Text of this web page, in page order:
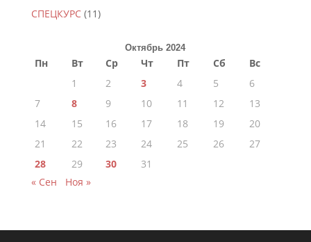
СПЕЦКУРС(11)
Октябрь 2024
Пн Вт Ср Чт Пт Сб
Вс
1
2 3 4 5
6
7
8 9 10 11 12
13
14
15 16 17 18 19
20
21
22 23 24 25 26
27
28
29 30
31
« Сен
Ноя »